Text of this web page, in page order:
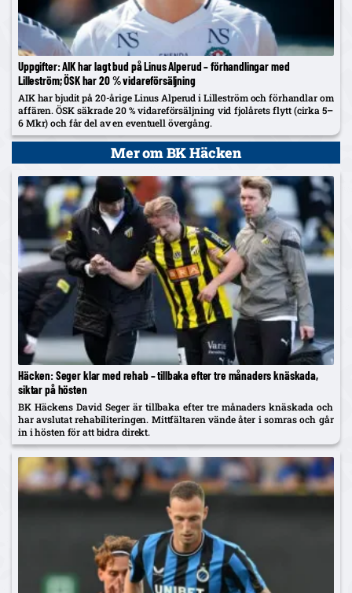
Uppgifter: AIK har lagt bud på Linus Alperud – förhandlingar med
Lilleström; ÖSK har 20 % vidareförsäljning
AIK har bjudit på 20-årige Linus Alperud i Lilleström och förhandlar om
affären. ÖSK säkrade 20 % vidareförsäljning vid fjolårets flytt (cirka 5–
6 Mkr) och får del av en eventuell övergång.
Mer om BK Häcken
Häcken: Seger klar med rehab – tillbaka efter tre månaders knäskada,
siktar på hösten
BK Häckens David Seger är tillbaka efter tre månaders knäskada och
har avslutat rehabiliteringen. Mittfältaren vände åter i somras och går
in i hösten för att bidra direkt.